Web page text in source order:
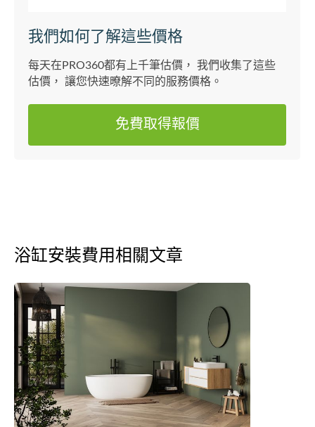
我們如何了解這些價格
每天在PRO360都有上千筆估價， 我們收集了這些
估價， 讓您快速暸解不同的服務價格。
免費取得報價
浴缸安裝費用相關文章